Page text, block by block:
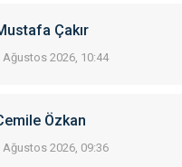
Çakır
Ağustos 2026, 10:44
Özkan
Ağustos 2026, 09:36